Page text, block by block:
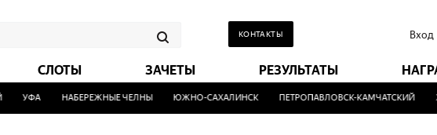
КОНТАКТЫ Вход
СЛОТЫ ЗАЧЕТЫ РЕЗУЛЬТАТЫ
УФА НАБЕРЕЖНЫЕ ЧЕЛНЫ ЮЖНО-САХАЛИНСК ПЕТРОПАВЛОВСК-КАМЧАТСКИЙ